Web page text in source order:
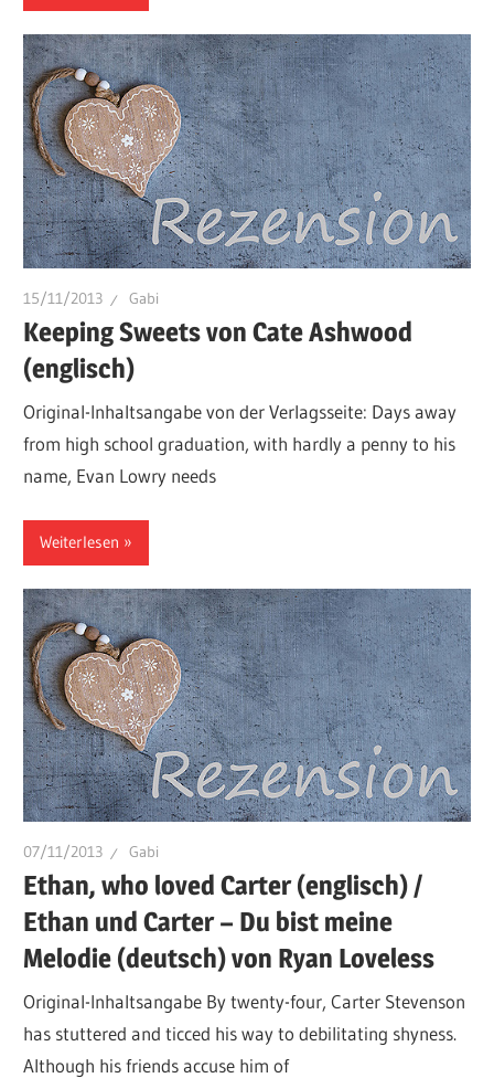
15/11/2013 Gabi
Keeping Sweets von Cate Ashwood
(englisch)
Original-Inhaltsangabe von der Verlagsseite: Days away
from high school graduation, with hardly a penny to his
name, Evan Lowry needs
Weiterlesen
07/11/2013 Gabi
Ethan, who loved Carter (englisch) /
Ethan und Carter – Du bist meine
Melodie (deutsch) von Ryan Loveless
Original-Inhaltsangabe By twenty-four, Carter Stevenson
has stuttered and ticced his way to debilitating shyness.
Although his friends accuse him of